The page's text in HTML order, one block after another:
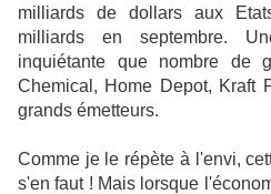
milliards de dollars aux
milliards en septembre.
inquiétante que nombre de
Chemical, Home Depot, Kraft
grands émetteurs.
Comme je le répète à l'envi,
s'en faut ! Mais lorsque